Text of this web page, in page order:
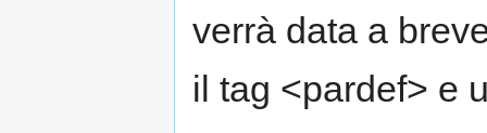
verrà data a
il tag <pardef> e